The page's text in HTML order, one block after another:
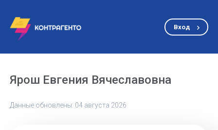
Вход
Ярош Евгения Вячеславовна
Данные обновлены: 04 августа 2026